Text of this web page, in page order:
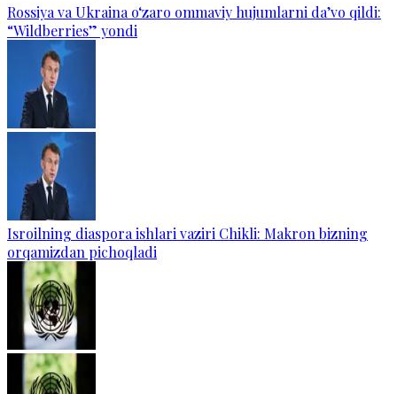
Rossiya va Ukraina o‘zaro ommaviy hujumlarni da’vo qildi:
“Wildberries” yondi
Isroilning diaspora ishlari vaziri Chikli: Makron bizning
orqamizdan pichoqladi